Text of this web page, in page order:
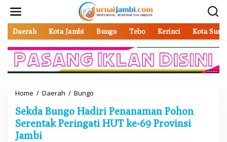
Daerah Kota Jambi Bungo Tebo Kerinci Kota
Home / Daerah / Bungo
k
d
a
Sekda Bungo Hadiri Penanaman Pohon
Serentak Peringati HUT ke-69 Provinsi
Jambi